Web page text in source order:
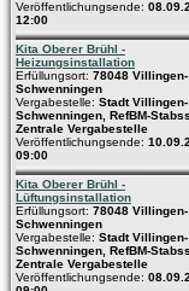
Veröffentlichungsende:
12:00
Kita Oberer Brühl -
Heizungsinstallation
Erfüllungsort: 78048 Villingen-
Schwenningen
Vergabestelle: Stadt Villingen-
Schwenningen, RefBM-
Zentrale Vergabestelle
Veröffentlichungsende:
09:00
Kita Oberer Brühl -
Lüftungsinstallation
Erfüllungsort: 78048 Villingen-
Schwenningen
Vergabestelle: Stadt Villingen-
Schwenningen, RefBM-
Zentrale Vergabestelle
Veröffentlichungsende: